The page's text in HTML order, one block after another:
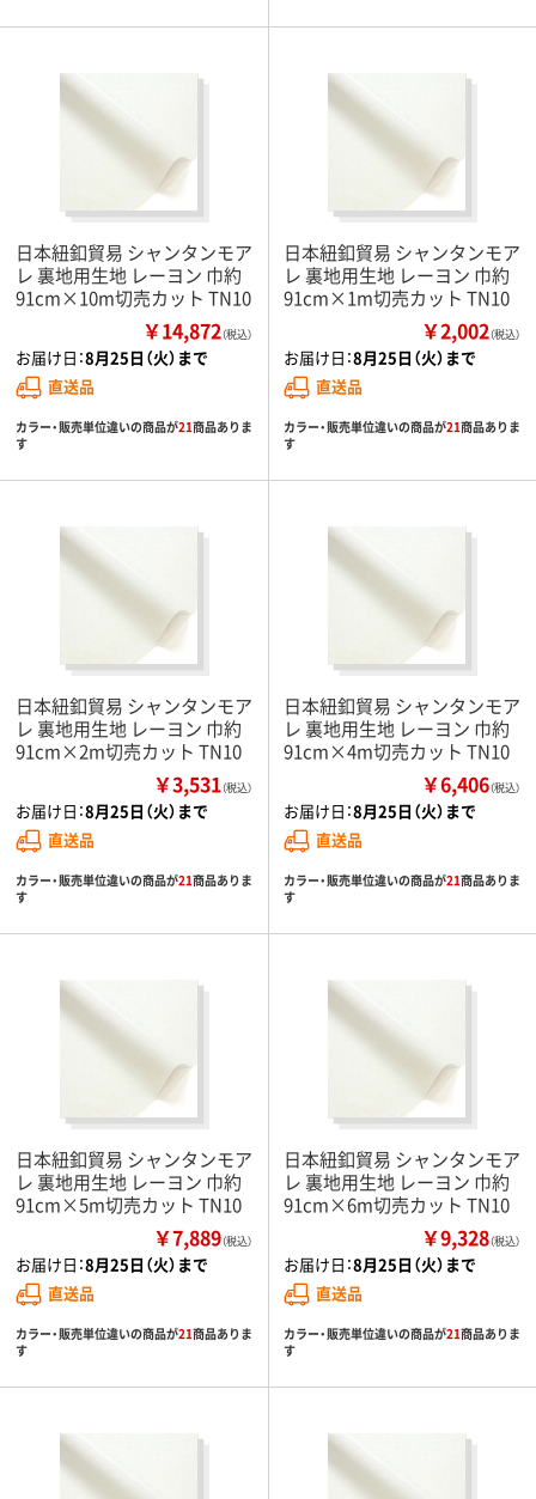
日本紐釦貿易 シャンタンモア
レ 裏地用生地 レーヨン 巾約
91cm×10m切売カット TN10
￥14,872（税込）
お届け日：8月25日（火）まで
直送品
カラー・販売単位違いの商品が21商品ありま
す
日本紐釦貿易 シャンタンモア
レ 裏地用生地 レーヨン 巾約
91cm×1m切売カット TN10
￥2,002（税込）
お届け日：8月25日（火）まで
直送品
カラー・販売単位違いの商品が21商品ありま
す
日本紐釦貿易 シャンタンモア
レ 裏地用生地 レーヨン 巾約
91cm×2m切売カット TN10
￥3,531（税込）
お届け日：8月25日（火）まで
直送品
カラー・販売単位違いの商品が21商品ありま
す
日本紐釦貿易 シャンタンモア
レ 裏地用生地 レーヨン 巾約
91cm×4m切売カット TN10
￥6,406（税込）
お届け日：8月25日（火）まで
直送品
カラー・販売単位違いの商品が21商品ありま
す
日本紐釦貿易 シャンタンモア
レ 裏地用生地 レーヨン 巾約
91cm×5m切売カット TN10
￥7,889（税込）
お届け日：8月25日（火）まで
直送品
カラー・販売単位違いの商品が21商品ありま
す
日本紐釦貿易 シャンタンモア
レ 裏地用生地 レーヨン 巾約
91cm×6m切売カット TN10
￥9,328（税込）
お届け日：8月25日（火）まで
直送品
カラー・販売単位違いの商品が21商品ありま
す